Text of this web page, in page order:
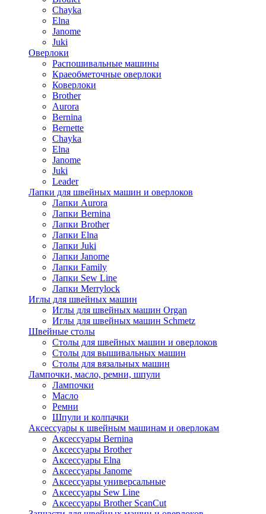
Chayka
Elna
Janome
Juki
Оверлоки
Распошивальные машины
Краеобметочные оверлоки
Коверлоки
Brother
Aurora
Bernina
Bernette
Chayka
Elna
Janome
Juki
Leader
Лапки для швейных машин и оверлоков
Лапки Aurora
Лапки Bernina
Лапки Brother
Лапки Elna
Лапки Juki
Лапки Janome
Лапки Family
Лапки Sew Line
Лапки Merrylock
Иглы для швейных машин
Иглы для швейных машин Organ
Иглы для швейных машин Schmetz
Швейные столы
Столы для швейных машин и оверлоков
Столы для вышивальных машин
Столы для вязальных машин
Лампочки, масло, ремни, шпули
Лампочки
Масло
Ремни
Шпули и колпачки
Аксессуары к швейным машинам и оверлокам
Аксессуары Bernina
Аксессуары Brother
Аксессуары Elna
Аксессуары Janome
Аксессуары универсальные
Аксессуары Sew Line
Аксессуары Brother ScanCut